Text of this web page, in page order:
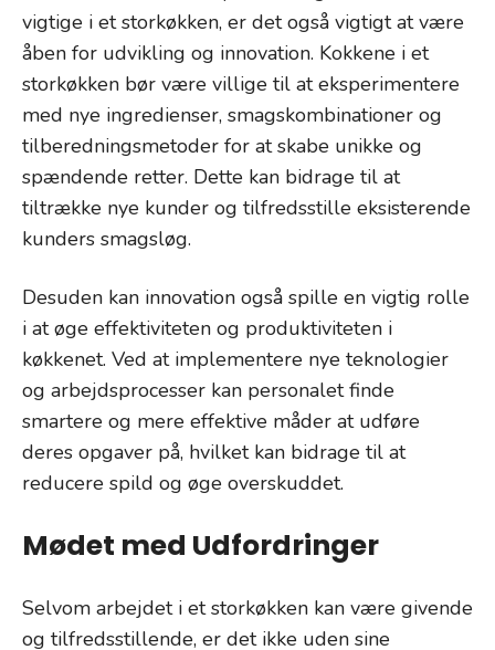
vigtige i et storkøkken, er det også vigtigt at være
åben for udvikling og innovation. Kokkene i et
storkøkken bør være villige til at eksperimentere
med nye ingredienser, smagskombinationer og
tilberedningsmetoder for at skabe unikke og
spændende retter. Dette kan bidrage til at
tiltrække nye kunder og tilfredsstille eksisterende
kunders smagsløg.
Desuden kan innovation også spille en vigtig rolle
i at øge effektiviteten og produktiviteten i
køkkenet. Ved at implementere nye teknologier
og arbejdsprocesser kan personalet finde
smartere og mere effektive måder at udføre
deres opgaver på, hvilket kan bidrage til at
reducere spild og øge overskuddet.
Mødet med Udfordringer
Selvom arbejdet i et storkøkken kan være givende
og tilfredsstillende, er det ikke uden sine